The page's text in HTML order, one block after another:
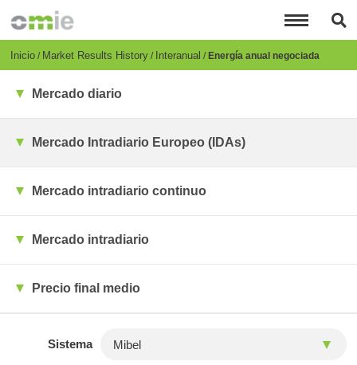
principal
Breadcrumb
Inicio Market Results History Interanual Energía anual negociada
Mercado diario
Mercado Intradiario Europeo (IDAs)
Mercado intradiario continuo
Mercado intradiario
Precio final medio
Sistema